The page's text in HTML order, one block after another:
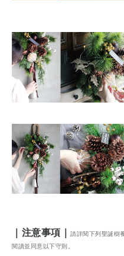
｜注意事項｜
請詳閱下列聖誕樹
閱讀並同意以下守則。